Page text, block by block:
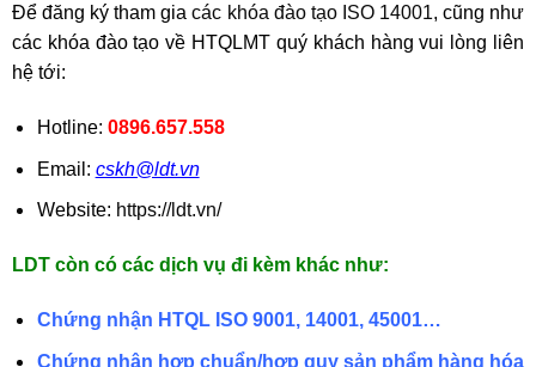
Để đăng ký tham giacác khóa đào tạo ISO 14001, cũng như
các khóa đào tạo về HTQLMT quý khách hàng vui lòng liên
hệ tới:
Hotline: 0896.657.558
Email: cskh@ldt.vn
Website: https://ldt.vn/
LDT còn có các dịch vụ đi kèm khác như:
Chứng nhận HTQL ISO 9001, 14001, 45001…
Chứng nhận hợp chuẩn/hợp quy sản phẩm hàng hóa